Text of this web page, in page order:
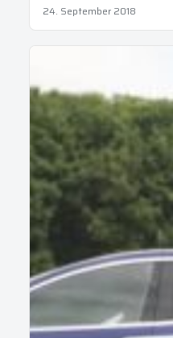
24. September 2018